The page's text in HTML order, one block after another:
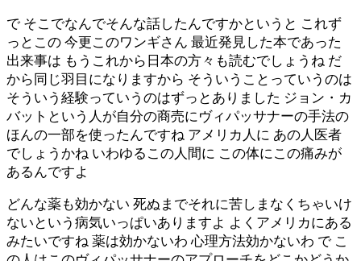
で そこでなんでそんな話したんですかというと これず
っとこの 今更このワンギさん 最近発見した本であった
出来事は もうこれから日本の方々も読むでしょうね だ
から同じ羽目になりますから そういうことっていうのは
そういう経験っていうのはずっとありました ジョン・カ
バットという人が自分の商売にヴィパッサナーの手法の
ほんの一部を使ったんですね アメリカ人に あの人医者
でしょうかね いわゆるこの人間に この体にこの痛みが
あるんですよ
どんな薬も効かない 死ぬまでそれに苦しまなくちゃいけ
ないという病気いっぱいありますよ よくアメリカにある
みたいですね 薬は効かないわ 心理方法効かないわ で こ